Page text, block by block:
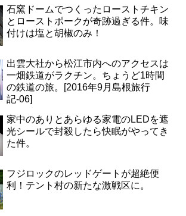
石窯ドームでつくったローストチキン
とローストポークが奇跡過ぎる件。味
付けは塩と胡椒のみ！
出雲大社から松江市内へのアクセスは
一畑鉄道がラクチン。ちょうど1時間
の鉄道の旅。[2016年9月島根旅行
記-06]
家中のありとあらゆる家電のLEDを遮
光シールで封殺したら快眠がやってき
た件。
フジロックのレッドゲートが超絶便
利！テント村の新たな激戦区に。